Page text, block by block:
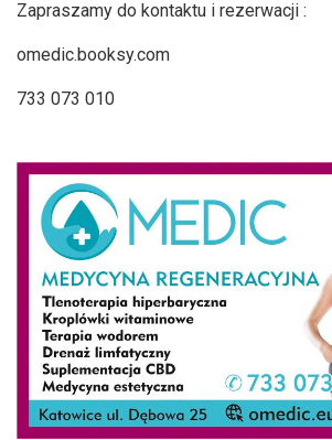
Zapraszamy do kontaktu i rezerwacji :
omedic.booksy.com
733 073 010